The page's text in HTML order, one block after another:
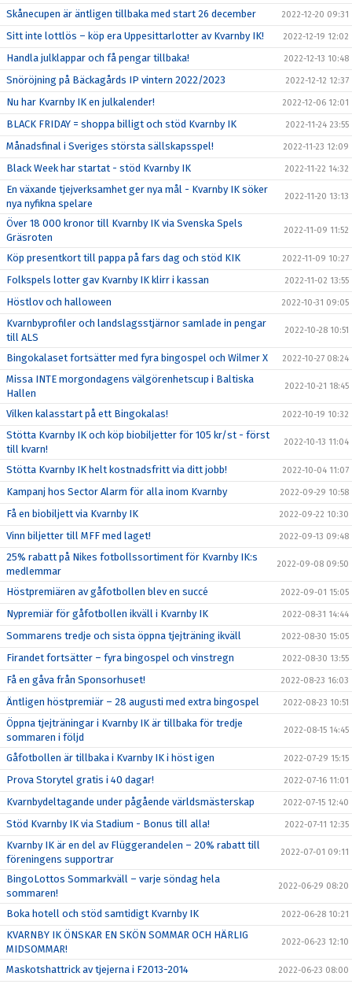
Skånecupen är äntligen tillbaka med start 26 december 2022-12-20 09:31
Sitt inte lottlös – köp era Uppesittarlotter av Kvarnby IK! 2022-12-19 12:02
Handla julklappar och få pengar tillbaka! 2022-12-13 10:48
Snöröjning på Bäckagårds IP vintern 2022/2023 2022-12-12 12:37
Nu har Kvarnby IK en julkalender! 2022-12-06 12:01
BLACK FRIDAY = shoppa billigt och stöd Kvarnby IK 2022-11-24 23:55
Månadsfinal i Sveriges största sällskapsspel! 2022-11-23 12:09
Black Week har startat - stöd Kvarnby IK 2022-11-22 14:32
En växande tjejverksamhet ger nya mål - Kvarnby IK söker
nya nyfikna spelare
2022-11-20 13:13
Över 18 000 kronor till Kvarnby IK via Svenska Spels
Gräsroten
2022-11-09 11:52
Köp presentkort till pappa på fars dag och stöd KIK 2022-11-09 10:27
Folkspels lotter gav Kvarnby IK klirr i kassan 2022-11-02 13:55
Höstlov och halloween 2022-10-31 09:05
Kvarnbyprofiler och landslagsstjärnor samlade in pengar
till ALS
2022-10-28 10:51
Bingokalaset fortsätter med fyra bingospel och Wilmer X 2022-10-27 08:24
Missa INTE morgondagens välgörenhetscup i Baltiska
Hallen
2022-10-21 18:45
Vilken kalasstart på ett Bingokalas! 2022-10-19 10:32
Stötta Kvarnby IK och köp biobiljetter för 105 kr/st - först
till kvarn!
2022-10-13 11:04
Stötta Kvarnby IK helt kostnadsfritt via ditt jobb! 2022-10-04 11:07
Kampanj hos Sector Alarm för alla inom Kvarnby 2022-09-29 10:58
Få en biobiljett via Kvarnby IK 2022-09-22 10:30
Vinn biljetter till MFF med laget! 2022-09-13 09:48
25% rabatt på Nikes fotbollssortiment för Kvarnby IK:s
medlemmar
2022-09-08 09:50
Höstpremiären av gåfotbollen blev en succé 2022-09-01 15:05
Nypremiär för gåfotbollen ikväll i Kvarnby IK 2022-08-31 14:44
Sommarens tredje och sista öppna tjejträning ikväll 2022-08-30 15:05
Firandet fortsätter – fyra bingospel och vinstregn 2022-08-30 13:55
Få en gåva från Sponsorhuset! 2022-08-23 16:03
Äntligen höstpremiär – 28 augusti med extra bingospel 2022-08-23 10:51
Öppna tjejträningar i Kvarnby IK är tillbaka för tredje
sommaren i följd
2022-08-15 14:45
Gåfotbollen är tillbaka i Kvarnby IK i höst igen 2022-07-29 15:15
Prova Storytel gratis i 40 dagar! 2022-07-16 11:01
Kvarnbydeltagande under pågående världsmästerskap 2022-07-15 12:40
Stöd Kvarnby IK via Stadium - Bonus till alla! 2022-07-11 12:35
Kvarnby IK är en del av Flüggerandelen – 20% rabatt till
föreningens supportrar
2022-07-01 09:11
BingoLottos Sommarkväll – varje söndag hela
sommaren!
2022-06-29 08:20
Boka hotell och stöd samtidigt Kvarnby IK 2022-06-28 10:21
KVARNBY IK ÖNSKAR EN SKÖN SOMMAR OCH HÄRLIG
MIDSOMMAR!
2022-06-23 12:10
Maskotshattrick av tjejerna i F2013-2014 2022-06-23 08:00